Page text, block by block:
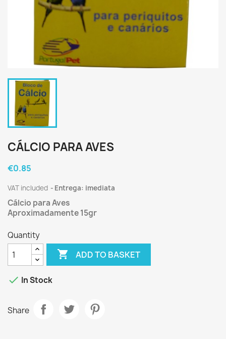
CÁLCIO PARA AVES
€0.85
VAT included Entrega: imediata
Cálcio para Aves
Aproximadamente 15gr
Quantity
 ADD TO BASKET
 In Stock
Share